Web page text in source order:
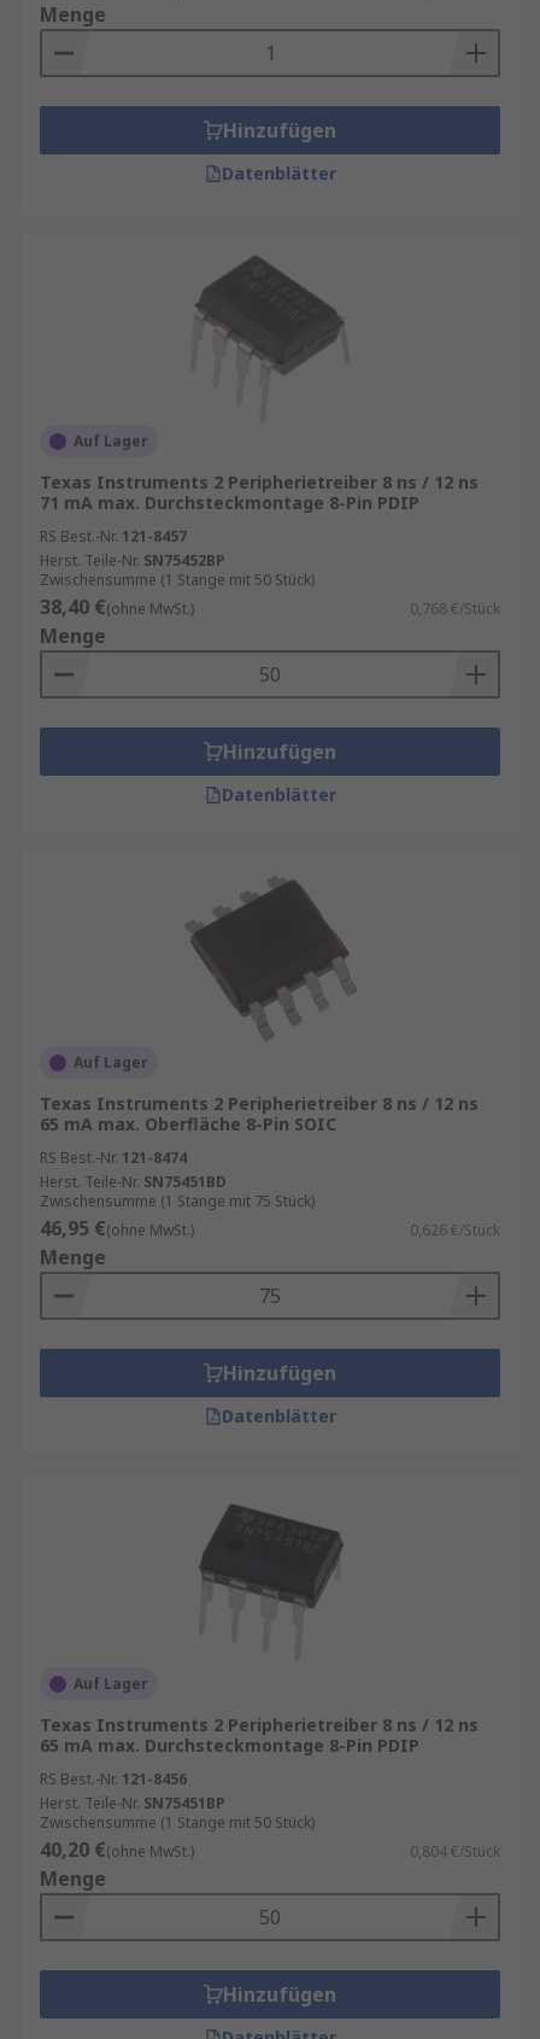
Menge
Hinzufügen
Datenblätter
Auf Lager
Texas Instruments 2 Peripherietreiber 8 ns / 12 ns
71 mA max. Durchsteckmontage 8-Pin PDIP
RS Best.-Nr. 121-8457
Herst. Teile-Nr. SN75452BP
Zwischensumme (1 Stange mit 50 Stück)
38,40 €(ohne MwSt.) 0,768 €/Stück
Menge
Hinzufügen
Datenblätter
Auf Lager
Texas Instruments 2 Peripherietreiber 8 ns / 12 ns
65 mA max. Oberfläche 8-Pin SOIC
RS Best.-Nr. 121-8474
Herst. Teile-Nr. SN75451BD
Zwischensumme (1 Stange mit 75 Stück)
46,95 €(ohne MwSt.) 0,626 €/Stück
Menge
Hinzufügen
Datenblätter
Auf Lager
Texas Instruments 2 Peripherietreiber 8 ns / 12 ns
65 mA max. Durchsteckmontage 8-Pin PDIP
RS Best.-Nr. 121-8456
Herst. Teile-Nr. SN75451BP
Zwischensumme (1 Stange mit 50 Stück)
40,20 €(ohne MwSt.) 0,804 €/Stück
Menge
Hinzufügen